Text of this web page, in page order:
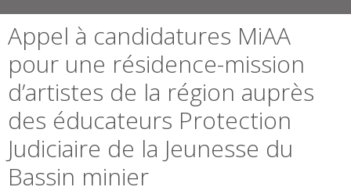
Appel à candidatures MiAA
pour une résidence-mission
d’artistes de la région auprès
des éducateurs Protection
Judiciaire de la Jeunesse du
Bassin minier